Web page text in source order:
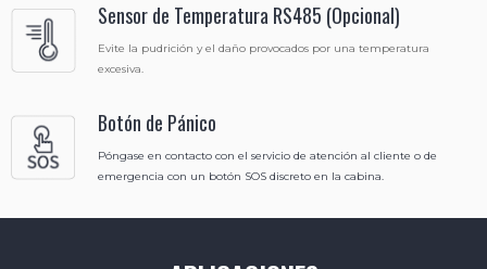
Sensor de Temperatura RS485 (Opcional)
Evite la pudrición y el daño provocados por una temperatura
excesiva.
Botón de Pánico
Póngase en contacto con el servicio de atención al cliente o de
emergencia con un botón SOS discreto en la cabina.